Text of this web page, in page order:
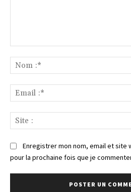
Enregistrer mon nom, email et site
pour la prochaine fois que je